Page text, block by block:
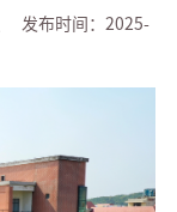
发布时间：2025-